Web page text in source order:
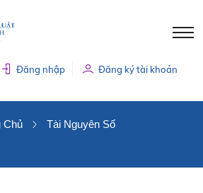
Đăng nhập Đăng ký tài khoản
Chủ Tài Nguyên Số